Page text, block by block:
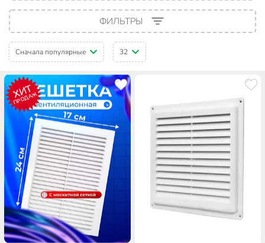
ФИЛЬТРЫ
Сначала популярные 32
ХИТ
ПРОДАЖ